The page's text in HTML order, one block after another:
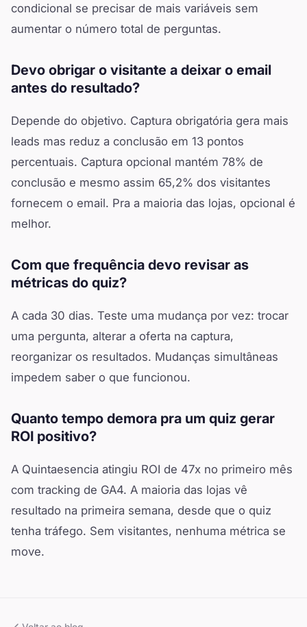
condicional se precisar de mais variáveis sem
aumentar o número total de perguntas.
Devo obrigar o visitante a deixar o email
antes do resultado?
Depende do objetivo. Captura obrigatória gera mais
leads mas reduz a conclusão em 13 pontos
percentuais. Captura opcional mantém 78% de
conclusão e mesmo assim 65,2% dos visitantes
fornecem o email. Pra a maioria das lojas, opcional é
melhor.
Com que frequência devo revisar as
métricas do quiz?
A cada 30 dias. Teste uma mudança por vez: trocar
uma pergunta, alterar a oferta na captura,
reorganizar os resultados. Mudanças simultâneas
impedem saber o que funcionou.
Quanto tempo demora pra um quiz gerar
ROI positivo?
A Quintaesencia atingiu ROI de 47x no primeiro mês
com tracking de GA4. A maioria das lojas vê
resultado na primeira semana, desde que o quiz
tenha tráfego. Sem visitantes, nenhuma métrica se
move.